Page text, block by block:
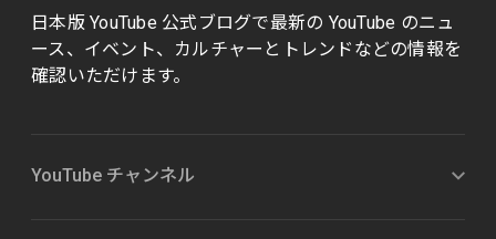
日本版 YouTube 公式ブログで最新の YouTube のニュ
ース、イベント、カルチャーとトレンドなどの情報を
確認いただけます。
YouTube チャンネル